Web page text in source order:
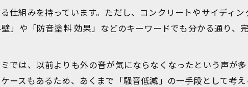
仕組みを持っています。ただし、コンクリートやサイディ
」や「防音塗料 効果」などのキーワードでも分かる通り、
では、以前よりも外の音が気にならなくなったという声が
ースもあるため、あくまで「騒音低減」の一手段として考え